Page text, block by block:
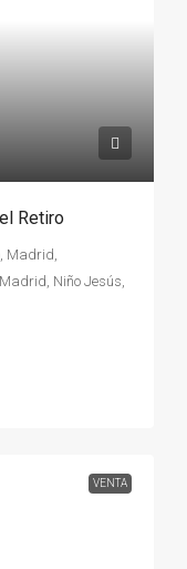
Retiro
Madrid,
Niño Jesús,
VENTA